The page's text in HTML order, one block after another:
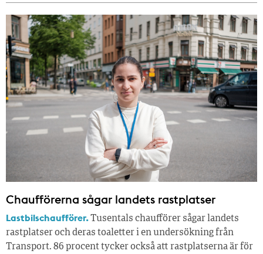
Chaufförerna sågar landets rastplatser
Lastbilschaufförer.Tusentals chaufförer sågar landets
rastplatser och deras toaletter i en undersökning från
Transport. 86 procent tycker också att rastplatserna är för